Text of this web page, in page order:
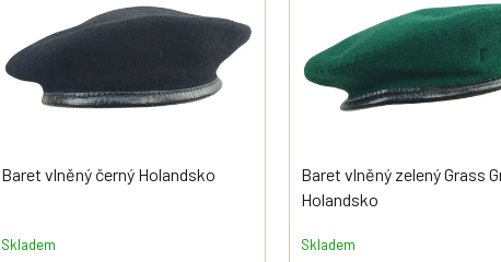
Baret vlněný černý Holandsko
Skladem
Baret vlněný zelený Grass
Holandsko
Skladem